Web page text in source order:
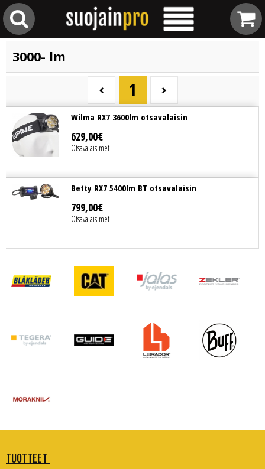
3000- lm
1
Wilma RX7 3600lm otsavalaisin
629,00€
Otsavalaisimet
Betty RX7 5400lm BT otsavalaisin
799,00€
Otsavalaisimet
TUOTTEET